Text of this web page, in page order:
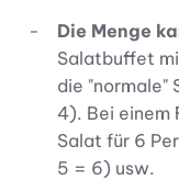
Die Menge
Salatbuffet
die "normale"
4). Bei einem
Salat für 6
5 = 6) usw.